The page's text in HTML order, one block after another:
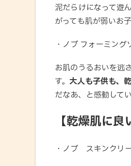
泥だらけになって遊
がっても肌が弱いお
・ノブ フォーミング
お肌のうるおいを逃
す。 大人も子供も、
だなあ、と感動して
【乾燥肌に良
・ノブ スキンクリ